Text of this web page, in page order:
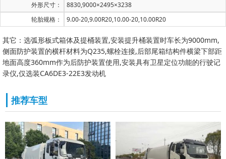
外形尺寸：
8830,9000×2495×3238
轮胎规格：
9.00-20,9.00R20,10.00-20,10.00R20
其它：选弧形板式箱体及提桶装置,安装提升桶装置时车长为9000mm,
侧面防护装置的横杆材料为Q235,螺栓连接,后部尾箱结构件横梁下部距
地面高度360mm作为后防护装置使用,安装具有卫星定位功能的行驶记
录仪,仅选装CA6DE3-22E3发动机
推荐车型